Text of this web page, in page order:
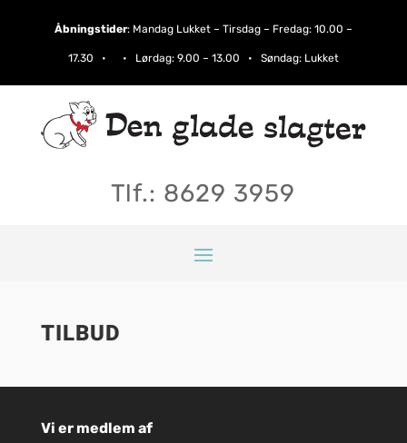
Åbningstider: Mandag Lukket – Tirsdag – Fredag: 10.00 –
17.30 • • Lørdag:​ 9.00 – 13.00 • Søndag: Lukket
Tlf.: 8629 3959
TILBUD
Vi er medlem af